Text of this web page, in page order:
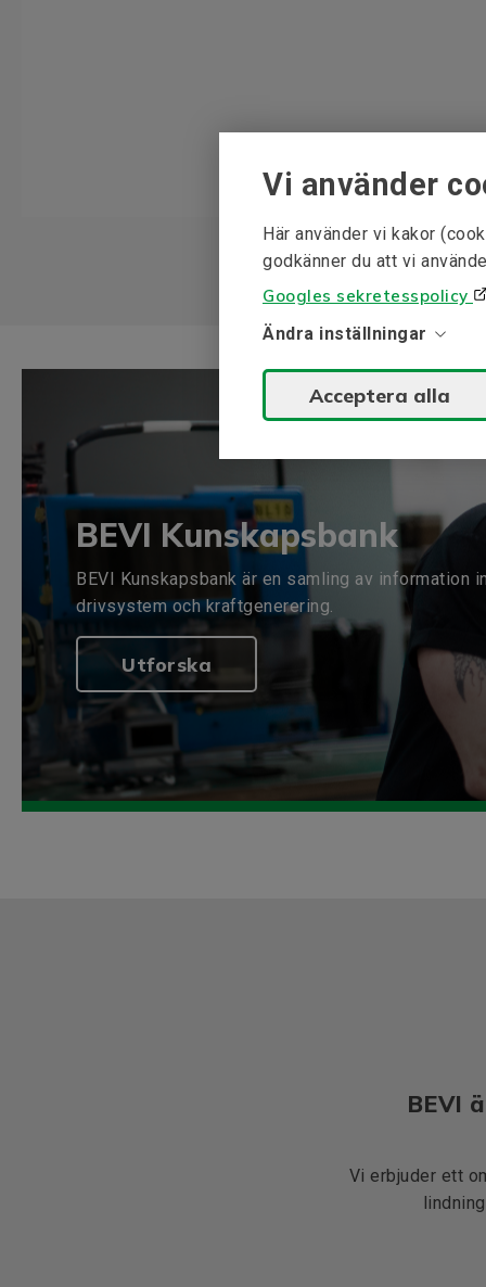
Vi använder
Här använder vi kakor
godkänner du att vi
Googles sekretesspolicy
Ändra inställningar
Acceptera alla
BEVI Kunskapsbank
BEVI Kunskapsbank är en samling av
drivsystem och kraftgenerering.
Utforska
BEVI
Vi erbjuder ett